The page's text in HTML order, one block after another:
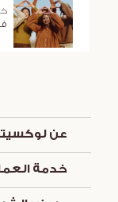
عن
العروض والخدمات
خدمة